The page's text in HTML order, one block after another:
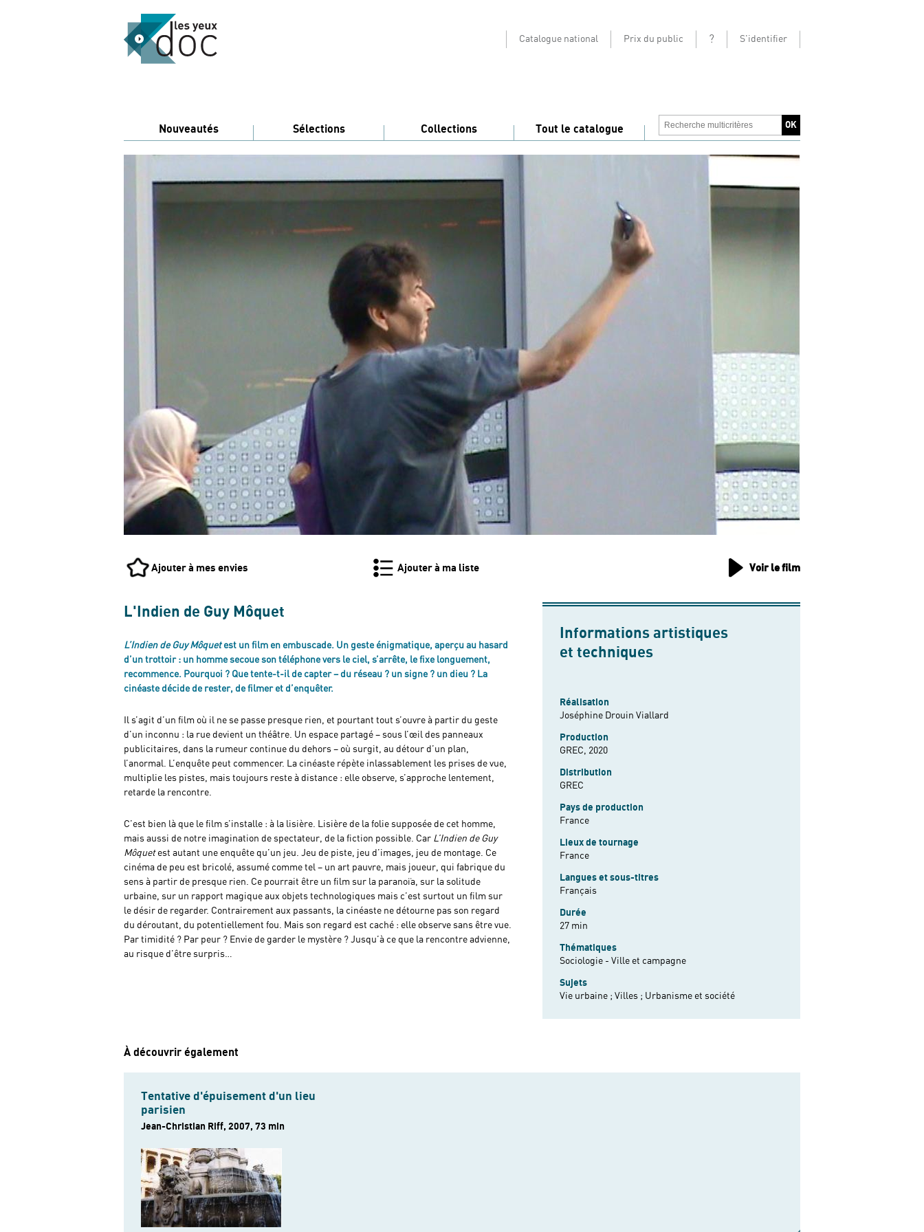
Catalogue national Prix du public ? S'identifier
Nouveautés Sélections Collections Tout le catalogue
Ajouter à mes envies Ajouter à ma liste Voir le film
L'Indien de Guy Môquet
L’Indien de Guy Môquetest un film en embuscade. Un geste énigmatique, aperçu au hasard
d’un trottoir : un homme secoue son téléphone vers le ciel, s’arrête, le fixe longuement,
recommence. Pourquoi ? Que tente-t-il de capter – du réseau ? un signe ? un dieu ? La
cinéaste décide de rester, de filmer et d’enquêter.
Il s’agit d’un film où il ne se passe presque rien, et pourtant tout s’ouvre à partir du geste
d’un inconnu : la rue devient un théâtre. Un espace partagé – sous l’œil des panneaux
publicitaires, dans la rumeur continue du dehors – où surgit, au détour d’un plan,
l’anormal. L’enquête peut commencer. La cinéaste répète inlassablement les prises de vue,
multiplie les pistes, mais toujours reste à distance : elle observe, s’approche lentement,
retarde la rencontre.
C’est bien là que le film s’installe : à la lisière. Lisière de la folie supposée de cet homme,
mais aussi de notre imagination de spectateur, de la fiction possible. Car L’Indien de Guy
Môquet est autant une enquête qu’un jeu. Jeu de piste, jeu d’images, jeu de montage. Ce
cinéma de peu est bricolé, assumé comme tel – un art pauvre, mais joueur, qui fabrique du
sens à partir de presque rien. Ce pourrait être un film sur la paranoïa, sur la solitude
urbaine, sur un rapport magique aux objets technologiques mais c’est surtout un film sur
le désir de regarder. Contrairement aux passants, la cinéaste ne détourne pas son regard
du déroutant, du potentiellement fou. Mais son regard est caché : elle observe sans être vue.
Par timidité ? Par peur ? Envie de garder le mystère ? Jusqu’à ce que la rencontre advienne,
au risque d’être surpris…
Informations artistiques
et techniques
Réalisation
Joséphine Drouin Viallard
Production
GREC, 2020
Distribution
GREC
Pays de production
France
Lieux de tournage
France
Langues et sous-titres
Français
Durée
27 min
Thématiques
Sociologie - Ville et campagne
Sujets
Vie urbaine ; Villes ; Urbanisme et société
À découvrir également
Tentative d'épuisement d'un lieu
parisien
Jean-Christian Riff, 2007, 73 min